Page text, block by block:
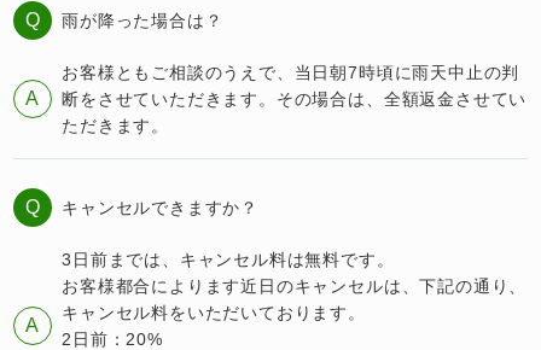
Q 雨が降った場合は？
A
お客様ともご相談のうえで、当日朝7時頃に雨天中止の判
断をさせていただきます。その場合は、全額返金させてい
ただきます。
Q キャンセルできますか？
A
3日前までは、キャンセル料は無料です。
お客様都合によります近日のキャンセルは、下記の通り、
キャンセル料をいただいております。
2日前：20%